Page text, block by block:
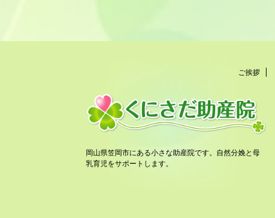
ご挨拶
岡山県笠岡市にある小さな助産院です。自然分娩と母
乳育児をサポートします。